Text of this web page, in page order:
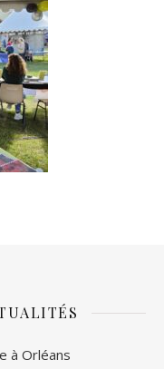
à Orléans